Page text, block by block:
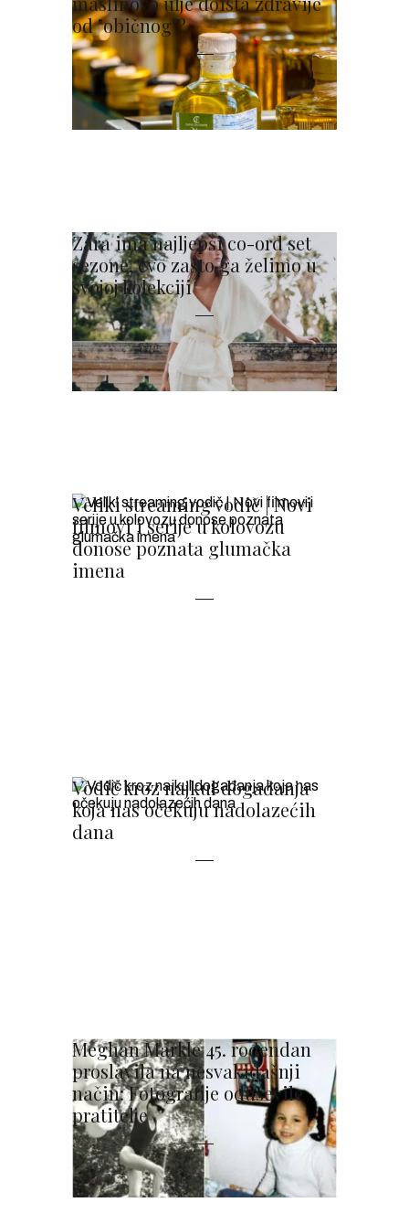
od "običnog"?
Zara ima najljepši co-ord set
sezone, evo zašto ga želimo u
svojoj kolekciji
Veliki streaming vodič | Novi
filmovi i serije u kolovozu
donose poznata glumačka
imena
Vodič kroz najkul događanja
koja nas očekuju nadolazećih
dana
Meghan Markle 45. rođendan
proslavila na nesvakidašnji
način: Fotografije oduševile
pratitelje